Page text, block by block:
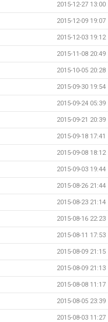
2015-12-27 13:00
2015-12-09 19:07
2015-12-03 19:12
2015-11-08 20:49
2015-10-05 20:28
2015-09-30 19:54
2015-09-24 05:39
2015-09-21 20:39
2015-09-18 17:41
2015-09-08 18:12
2015-09-03 19:44
2015-08-26 21:44
2015-08-23 21:14
2015-08-16 22:23
2015-08-11 17:53
2015-08-09 21:15
2015-08-09 21:13
2015-08-08 11:17
2015-08-05 23:39
2015-08-03 11:27